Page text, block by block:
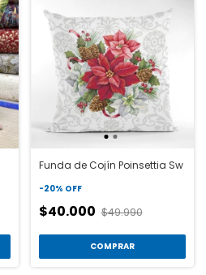
Funda de Cojín Poinsettia Sw
-20% OFF
$40.000 $49.990
COMPRAR